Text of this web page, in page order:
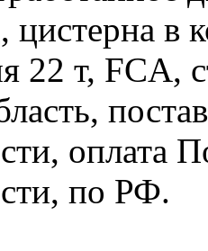
в
22 т,
оплата
по РФ.